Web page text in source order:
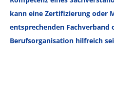
kann eine Zertifizierung oder
entsprechenden Fachverband
Berufsorganisation hilfreich